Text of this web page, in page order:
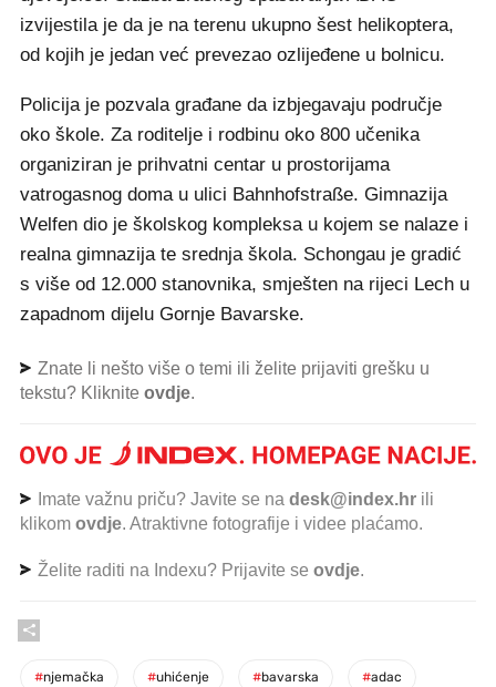
izvijestila je da je na terenu ukupno šest helikoptera,
od kojih je jedan već prevezao ozlijeđene u bolnicu.
Policija je pozvala građane da izbjegavaju područje
oko škole. Za roditelje i rodbinu oko 800 učenika
organiziran je prihvatni centar u prostorijama
vatrogasnog doma u ulici Bahnhofstraße. Gimnazija
Welfen dio je školskog kompleksa u kojem se nalaze i
realna gimnazija te srednja škola. Schongau je gradić
s više od 12.000 stanovnika, smješten na rijeci Lech u
zapadnom dijelu Gornje Bavarske.
Znate li nešto više o temi ili želite prijaviti grešku u
tekstu? Kliknite ovdje.
Imate važnu priču? Javite se na desk@index.hr ili
klikom ovdje. Atraktivne fotografije i videe plaćamo.
Želite raditi na Indexu? Prijavite se ovdje.
#njemačka #uhićenje #bavarska #adac